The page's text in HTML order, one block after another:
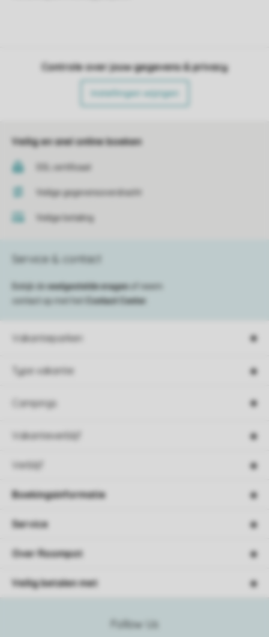
Controle over jouw gegevens & privacy
Instellingen wijzigen
Veilig en snel online boeken
SSL certificaat
Veilige gegevensoverdracht
Veilige betaling
Vakantieparken
Type vakantie
Campings
Vakantieverblijf
Verblijf
Service & contact
Bekijk de veelgestelde vragen
of neem
contact op met het
Contact Center
Follow Us
Boekingsinformatie
Service
Over Roompot
Veilig betalen met